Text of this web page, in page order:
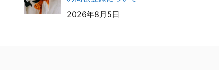
2026年8月5日